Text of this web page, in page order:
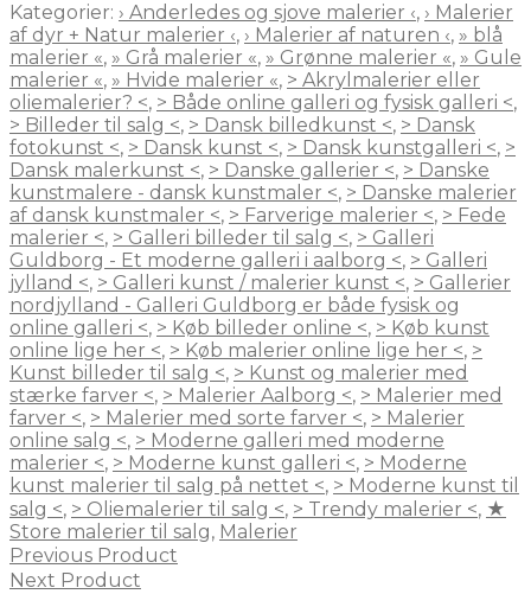
Kategorier: › Anderledes og sjove malerier ‹, › Malerier
af dyr + Natur malerier ‹, › Malerier af naturen ‹, » blå
malerier «, » Grå malerier «, » Grønne malerier «, » Gule
malerier «, » Hvide malerier «, > Akrylmalerier eller
oliemalerier? <, > Både online galleri og fysisk galleri <,
> Billeder til salg <, > Dansk billedkunst <, > Dansk
fotokunst <, > Dansk kunst <, > Dansk kunstgalleri <, >
Dansk malerkunst <, > Danske gallerier <, > Danske
kunstmalere - dansk kunstmaler <, > Danske malerier
af dansk kunstmaler <, > Farverige malerier <, > Fede
malerier <, > Galleri billeder til salg <, > Galleri
Guldborg - Et moderne galleri i aalborg <, > Galleri
jylland <, > Galleri kunst / malerier kunst <, > Gallerier
nordjylland - Galleri Guldborg er både fysisk og
online galleri <, > Køb billeder online <, > Køb kunst
online lige her <, > Køb malerier online lige her <, >
Kunst billeder til salg <, > Kunst og malerier med
stærke farver <, > Malerier Aalborg <, > Malerier med
farver <, > Malerier med sorte farver <, > Malerier
online salg <, > Moderne galleri med moderne
malerier <, > Moderne kunst galleri <, > Moderne
kunst malerier til salg på nettet <, > Moderne kunst til
salg <, > Oliemalerier til salg <, > Trendy malerier <, ★
Store malerier til salg, Malerier
Previous Product
Next Product